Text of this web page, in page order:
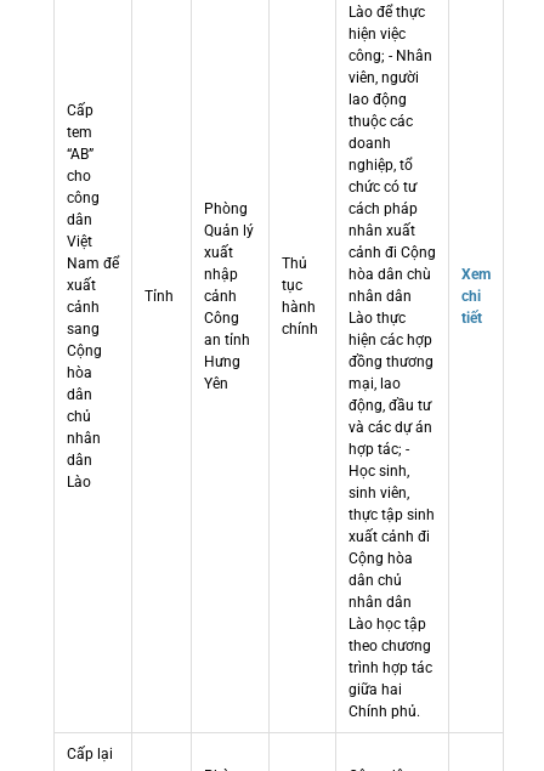
Cấp
tem
“AB”
cho
công
dân
Việt
Nam để
xuất
cảnh
sang
Cộng
hòa
dân
chủ
nhân
dân
Lào
Tỉnh
Phòng
Quản lý
xuất
nhập
cảnh
Công
an tỉnh
Hưng
Yên
Thủ
tục
hành
chính
Lào để thực
hiện việc
công; - Nhân
viên, người
lao động
thuộc các
doanh
nghiệp, tổ
chức có tư
cách pháp
nhân xuất
cảnh đi Cộng
hòa dân chù
nhân dân
Lào thực
hiện các hợp
đồng thương
mại, lao
động, đầu tư
và các dự án
hợp tác; -
Học sinh,
sinh viên,
thực tập sinh
xuất cảnh đi
Cộng hòa
dân chủ
nhân dân
Lào học tập
theo chương
trình hợp tác
giữa hai
Chính phủ.
Xem
chi
tiết
Cấp lại